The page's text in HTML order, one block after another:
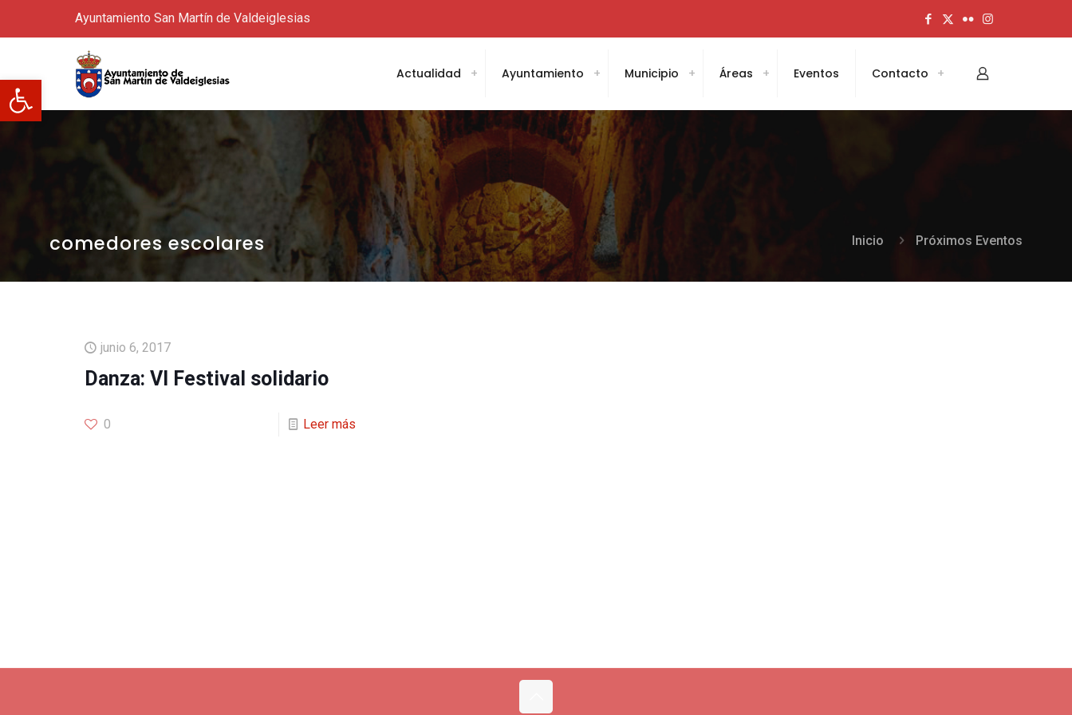
Abrir barra de herramientas
Ayuntamiento San Martín de Valdeiglesias
Actualidad Ayuntamiento Municipio Áreas Eventos Contacto
comedores escolares Inicio Próximos Eventos
junio 6, 2017
Danza: VI Festival solidario
0 Leer más